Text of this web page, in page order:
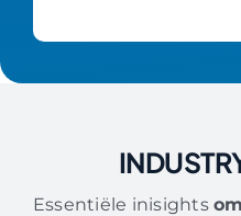
Essentiële inisights